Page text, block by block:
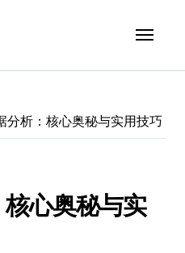
分析：核心奥秘与实用技巧
心奥秘与实